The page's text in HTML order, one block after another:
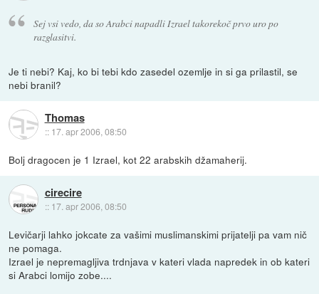
Sej vsi vedo, da so Arabci napadli Izrael takorekoč prvo uro po
razglasitvi.
Je ti nebi? Kaj, ko bi tebi kdo zasedel ozemlje in si ga prilastil, se
nebi branil?
Thomas
:: 17. apr 2006, 08:50
Bolj dragocen je 1 Izrael, kot 22 arabskih džamaherij.
cirecire
:: 17. apr 2006, 08:50
Levičarji lahko jokcate za vašimi muslimanskimi prijatelji pa vam nič
ne pomaga.
Izrael je nepremagljiva trdnjava v kateri vlada napredek in ob kateri
si Arabci lomijo zobe....